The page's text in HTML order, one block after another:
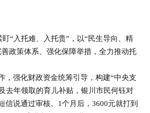
“入托难、入托贵”，以“民生导向、精
政策体系、强化保障举措，全力推动托
强化财政资金统筹引导，构建“中央支
去年领取的育儿补贴，银川市民何钰对
说通过审核。1个月后，3600元就打到